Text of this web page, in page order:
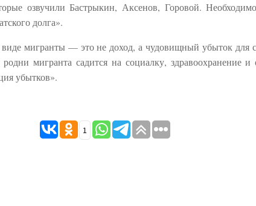
озвучили Бастрыкин, Аксенов, Горовой. Необходимо
долга».
мигранты — это не доход, а чудовищный убыток для
мигранта садится на социалку, здравоохранение и
убытков».
1